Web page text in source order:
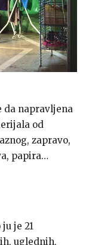
da napravljena
od
zapravo,
papira…
je 21
uglednih,